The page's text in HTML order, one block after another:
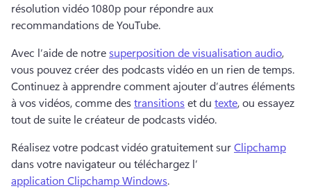
résolution vidéo 1080p pour répondre aux
recommandations de YouTube.
Avec l’aide de notre superposition de visualisation audio,
Continuez à apprendre comment ajouter d’autres éléments
à vos vidéos, comme des transitions et du texte, ou essayez
tout de suite le créateur de podcasts vidéo.
Réalisez votre podcast vidéo gratuitement sur Clipchamp
dans votre navigateur ou téléchargez l’
application Clipchamp Windows.